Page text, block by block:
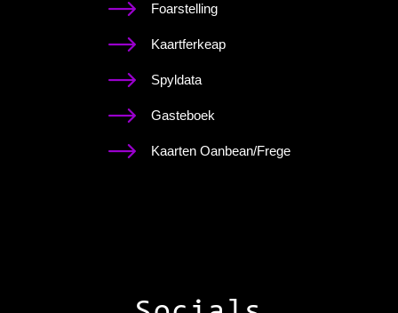
Foarstelling
Kaartferkeap
Spyldata
Gasteboek
Kaarten Oanbean/Frege